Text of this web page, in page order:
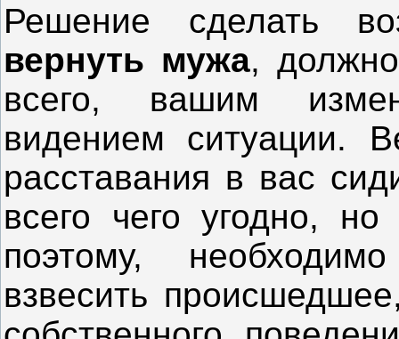
Решение сделать
вернуть мужа,
всего, вашим
видением ситуации.
расставания в вас
всего чего угодно,
поэтому,
взвесить